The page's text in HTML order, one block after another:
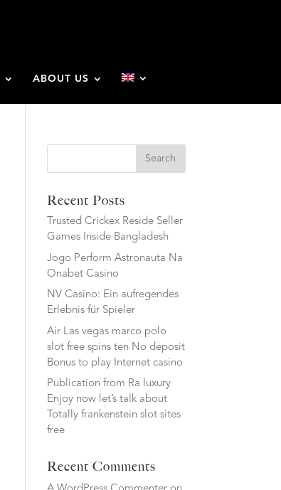
ABOUT US
Search
Recent Posts
Trusted Crickex Reside Seller
Games Inside Bangladesh
Jogo Perform Astronauta Na
Onabet Casino
NV Casino: Ein aufregendes
Erlebnis für Spieler
Air Las vegas marco polo
slot free spins ten No deposit
Bonus to play Internet casino
Publication from Ra luxury
Enjoy now let’s talk about
Totally frankenstein slot sites
free
Recent Comments